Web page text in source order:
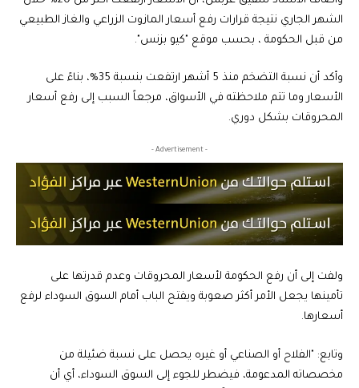
الشهر الجاري نتيجة قرارات رفع أسعار المازوت الزراعي والغاز الطبيعي
من قبل الحكومة ، بحسب موقع "كيو بزنس".
وأكد أن نسبة التضخم منذ 5 أشهر ارتفعت بنسبة 35%، بناءً على
الأسعار وما تتم ملاحظته في الأسواق، مرجعاً السبب إلى رفع أسعار
المحروقات بشكل دوري.
- Advertisement -
ولفت إلى أن رفع الحكومة لأسعار المحروقات وعدم قدرتها على
تأمينها يجعل الأمر أكثر صعوبة ويفتح الباب أمام السوق السوداء لرفع
أسعارها.
وتابع: "الفلاح أو الصناعي أو غيره يحصل على نسبة ضئيلة من
مخصصاته المدعومة، فيضطر للجوء إلى السوق السوداء، أي أن